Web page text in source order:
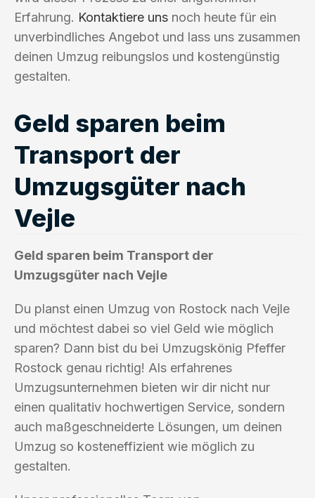
Erfahrung. Kontaktiere uns noch heute für ein
unverbindliches Angebot und lass uns zusammen
deinen Umzug reibungslos und kostengünstig
gestalten.
Geld sparen beim
Transport der
Umzugsgüter nach
Vejle
Geld sparen beim Transport der
Umzugsgüter nach Vejle
Du planst einen Umzug von Rostock nach Vejle
und möchtest dabei so viel Geld wie möglich
sparen? Dann bist du bei Umzugskönig Pfeffer
Rostock genau richtig! Als erfahrenes
Umzugsunternehmen bieten wir dir nicht nur
einen qualitativ hochwertigen Service, sondern
auch maßgeschneiderte Lösungen, um deinen
Umzug so kosteneffizient wie möglich zu
gestalten.